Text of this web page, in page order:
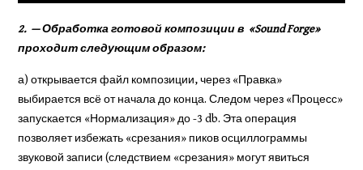
2. — Обработка готовой композиции в «SoundForge»
проходит следую­щим образом:
а) открывается файл композиции, через «Правка»
выбирается всё от начала до конца. Следом через «Процесс»
запус­кается «Нормализация» до -3 db. Эта операция
позволяет избежать «среза­ния» пиков осциллограммы
звуковой записи (следствием «срезания» могут явиться